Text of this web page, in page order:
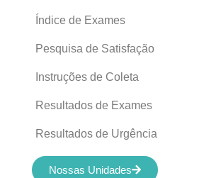
Índice de Exames
Pesquisa de Satisfação
Instruções de Coleta
Resultados de Exames
Resultados de Urgência
Nossas Unidades